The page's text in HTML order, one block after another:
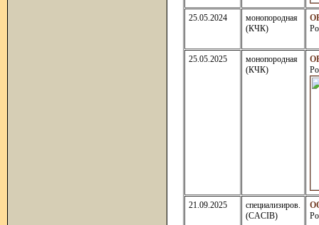
25.05.2024
монопородная
(КЧК)
25.05.2025
монопородная
(КЧК)
21.09.2025
специализиров.
(CACIB)